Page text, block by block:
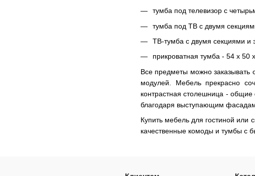
тумба под телевизор с
тумба под ТВ с двумя
ТВ-тумба с двумя секциями и
прикроватная тумба - 54 х
Все предметы можно заказывать
модулей. Мебель прекрасно
контрастная столешница - общие
благодаря выступающим
Купить мебель для гостиной или
качественные комоды и тумбы с